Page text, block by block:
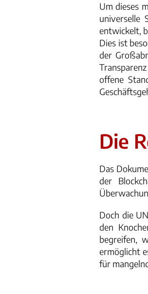
Um dieses
universelle
entwickelt,
Dies ist
der
offene
Die
Das
der
Doch die
den
begreifen,
ermöglicht
für